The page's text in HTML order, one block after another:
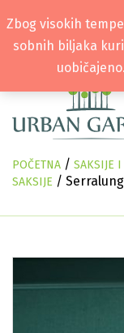
POČETNA / SAKSIJE I
SAKSIJE /
Zbog visokih
sobnih biljaka